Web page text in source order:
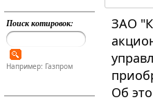
Поиск котировок:
Например: Газпром
ЗАО
Об